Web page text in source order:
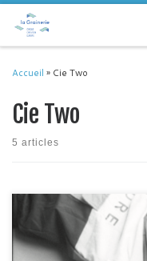
Passer au contenu
Accueil » Cie Two
Cie Two
5 articles